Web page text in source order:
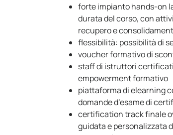
forte impianto hands-on
durata del corso, con
recupero e
flessibilità: possibilità di
voucher formativo di
staff di istruttori
empowerment formativo
piattaforma di elearning
domande d’esame di
certification track finale
guidata e personalizzata